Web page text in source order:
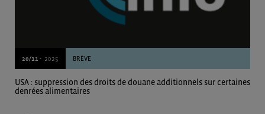
20/11 - 2025 BRÈVE
USA : suppression des droits de douane additionnels sur certaines
denrées alimentaires